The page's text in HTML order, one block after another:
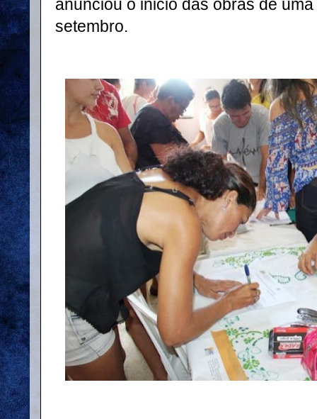
anunciou o inicio das obras de
setembro.